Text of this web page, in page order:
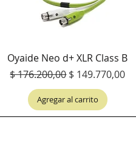
Oyaide Neo d+ XLR Class B
Precio
$ 176.200,00 Precio de oferta
$ 149.770,00
Agregar al carrito